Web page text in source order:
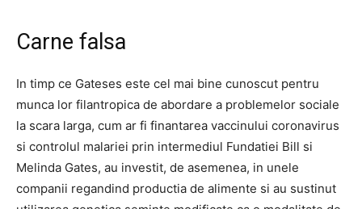
Carne falsa
In timp ce Gateses este cel mai bine cunoscut pentru
munca lor filantropica de abordare a problemelor sociale
la scara larga, cum ar fi finantarea vaccinului coronavirus
si controlul malariei prin intermediul Fundatiei Bill si
Melinda Gates, au investit, de asemenea, in unele
companii regandind productia de alimente si au sustinut